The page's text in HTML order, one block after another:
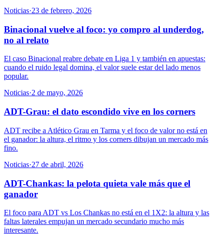
Noticias·23 de febrero, 2026
Binacional vuelve al foco: yo compro al underdog,
no al relato
El caso Binacional reabre debate en Liga 1 y también en apuestas:
cuando el ruido legal domina, el valor suele estar del lado menos
popular.
Noticias·2 de mayo, 2026
ADT-Grau: el dato escondido vive en los corners
ADT recibe a Atlético Grau en Tarma y el foco de valor no está en
el ganador: la altura, el ritmo y los corners dibujan un mercado más
fino.
Noticias·27 de abril, 2026
ADT-Chankas: la pelota quieta vale más que el
ganador
El foco para ADT vs Los Chankas no está en el 1X2: la altura y las
faltas laterales empujan un mercado secundario mucho más
interesante.